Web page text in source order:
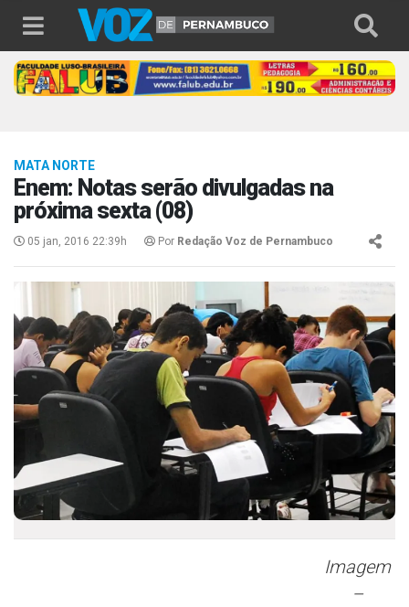
MATA NORTE
Enem: Notas serão divulgadas na
próxima sexta (08)
05 jan, 2016 22:39h Por Redação Voz de Pernambuco
Imagem
–